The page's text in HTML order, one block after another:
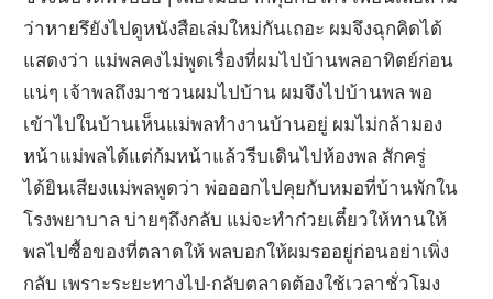
ว่าหายรึยังไปดูหนังสือเล่มใหม่กันเถอะ ผมจึงฉุกคิดได้
แสดงว่า แม่พลคงไม่พูดเรื่องที่ผมไปบ้านพลอาทิตย์ก่อน
แน่ๆ เจ้าพลถึงมาชวนผมไปบ้าน ผมจึงไปบ้านพล พอ
เข้าไปในบ้านเห็นแม่พลทำงานบ้านอยู่ ผมไม่กล้ามอง
หน้าแม่พลได้แต่ก้มหน้าแล้วรีบเดินไปห้องพล สักครู่
ได้ยินเสียงแม่พลพูดว่า พ่อออกไปคุยกับหมอที่บ้านพักใน
โรงพยาบาล บ่ายๆถึงกลับ แม่จะทำก๋วยเตี๋ยวให้ทานให้
พลไปซื้อของที่ตลาดให้ พลบอกให้ผมรออยู่ก่อนอย่าเพิ่ง
กลับ เพราะระยะทางไป-กลับตลาดต้องใช้เวลาชั่วโมง